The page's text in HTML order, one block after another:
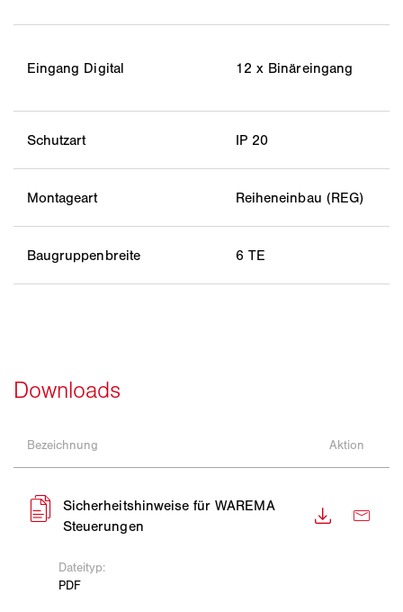
Eingang Digital 12 x Binäreingang
Schutzart IP 20
Montageart Reiheneinbau (REG)
Baugruppenbreite 6 TE